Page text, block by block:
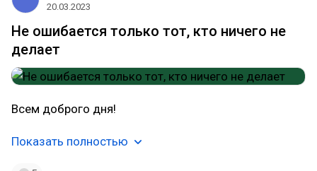
20.03.2023
Не ошибается только тот, кто ничего не
делает
Всем доброго дня!
Показать полностью